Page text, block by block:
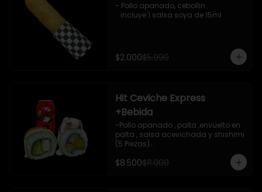
- Pollo apanado, cebollin .
   incluye 1 salsa soya de 15ml
$2.000$5.990
Hit Ceviche Express
+Bebida
-Pollo apanado , palta ,envuelto en
palta , salsa acevichada y shishimi
(5 Piezas)
-Camaron cocido , palta ,ceviche
mixto , salsa acevichada ( 5 Piezas)
-Incluye 1 bebida (coca cola zero), Y
$8.500$11.000